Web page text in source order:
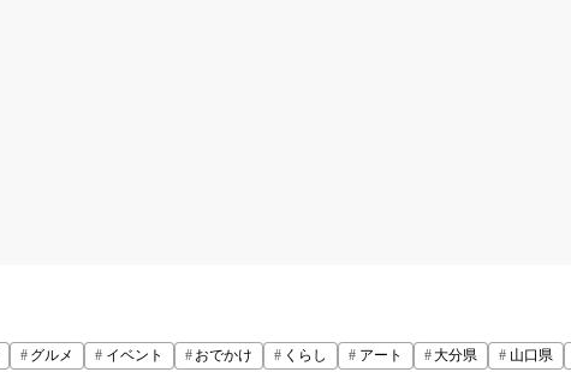
グルメ イベント おでかけ くらし アート 大分県 山口県